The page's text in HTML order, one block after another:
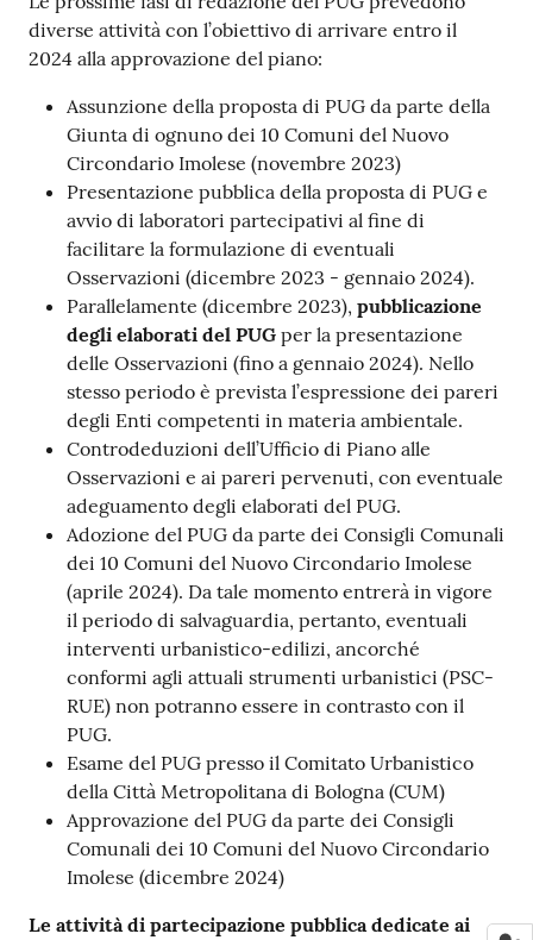
diverse attività con l’obiettivo di arrivare entro il
2024 alla approvazione del piano:
Assunzione della proposta di PUG da parte della
Giunta di ognuno dei 10 Comuni del Nuovo
Circondario Imolese (novembre 2023)
Presentazione pubblica della proposta di PUG e
avvio di laboratori partecipativi al fine di
facilitare la formulazione di eventuali
Osservazioni (dicembre 2023 - gennaio 2024).
Parallelamente (dicembre 2023), pubblicazione
degli elaborati del PUG per la presentazione
delle Osservazioni (fino a gennaio 2024). Nello
stesso periodo è prevista l’espressione dei pareri
degli Enti competenti in materia ambientale.
Controdeduzioni dell’Ufficio di Piano alle
Osservazioni e ai pareri pervenuti, con eventuale
adeguamento degli elaborati del PUG.
Adozione del PUG da parte dei Consigli Comunali
dei 10 Comuni del Nuovo Circondario Imolese
(aprile 2024). Da tale momento entrerà in vigore
il periodo di salvaguardia, pertanto, eventuali
interventi urbanistico-edilizi, ancorché
conformi agli attuali strumenti urbanistici (PSC-
RUE) non potranno essere in contrasto con il
PUG.
Esame del PUG presso il Comitato Urbanistico
della Città Metropolitana di Bologna (CUM)
Approvazione del PUG da parte dei Consigli
Comunali dei 10 Comuni del Nuovo Circondario
Imolese (dicembre 2024)
Le attività di partecipazione pubblica dedicate ai